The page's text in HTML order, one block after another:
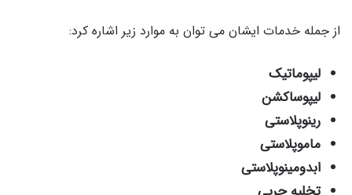
از جمله خدمات ایشان می توان به موارد زیر اشاره کرد:
لیپوماتیک
لیپوساکشن
رینوپلاستی
ماموپلاستی
ابدومینوپلاستی